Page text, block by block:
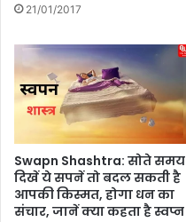
21/01/2017
Swapn Shashtra: सोते समय
दिखें ये सपनें तो बदल सकती है
आपकी किस्मत, होगा धन का
संचार, जानें क्या कहता है स्वप्न